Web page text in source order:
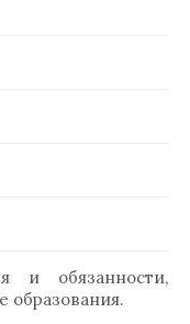
и обязанности,
образования.